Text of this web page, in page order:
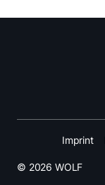
© 2026 WOLF
Imprint